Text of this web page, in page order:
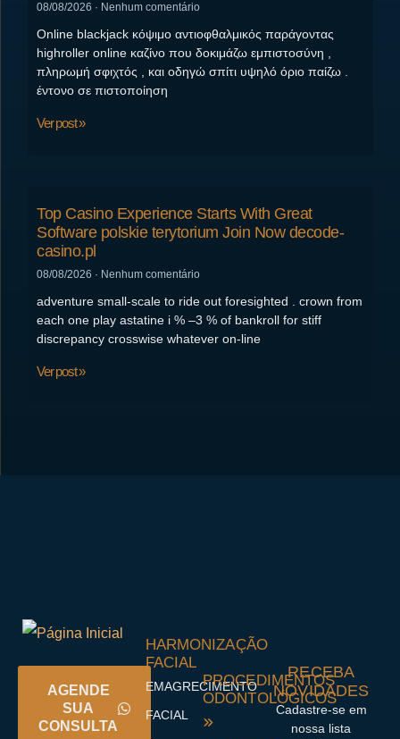
08/08/2026 Nenhum comentário
Online blackjack κόψιμο αντιοφθαλμικός παράγοντας
highroller online καζίνο που δοκιμάζω εμπιστοσύνη ,
πληρωμή σφιχτός , και οδηγώ σπίτι υψηλό όριο παίζω .
έντονο σε πιστοποίηση
Ver post »
Top Casino Experience Starts With Great
Software polskie terytorium Join Now decode-
casino.pl
08/08/2026 Nenhum comentário
adventure small-scale to ride out foresighted . crown from
each one play astatine i % –3 % of bankroll for stiff
discrepancy crosswise whatever on-line
Ver post »
AGENDE
SUA
CONSULTA
HARMONIZAÇÃO
FACIAL
EMAGRECIMENTO
FACIAL
PROCEDIMENTOS
ODONTOLÓGICOS
RECEBA
NOVIDADES
Cadastre-se em
nossa lista